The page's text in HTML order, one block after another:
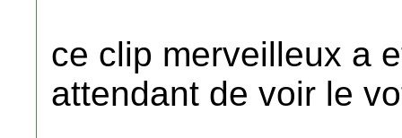
ce clip merveilleux a
attendant de voir le